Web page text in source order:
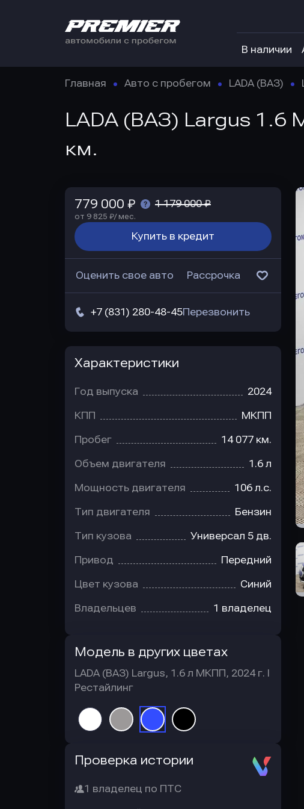
В наличии
Главная Авто с пробегом LADA (ВАЗ)
LADA (ВАЗ) Largus 1.6
км.
779 000 ₽ 1 179 000 ₽
от 9 825 ₽/ мес.
Купить в кредит
Оценить свое авто Рассрочка
+7 (831) 280-48-45Перезвонить
Характеристики
Год выпуска 2024
КПП МКПП
Пробег 14 077 км.
Объем двигателя 1.6 л
Мощность двигателя 106 л.с.
Тип двигателя Бензин
Тип кузова Универсал 5 дв.
Привод Передний
Цвет кузова Синий
Владельцев 1 владелец
Модель в других цветах
LADA (ВАЗ) Largus, 1.6 л МКПП, 2024 г. I
Рестайлинг
Проверка истории
1 владелец по ПТС